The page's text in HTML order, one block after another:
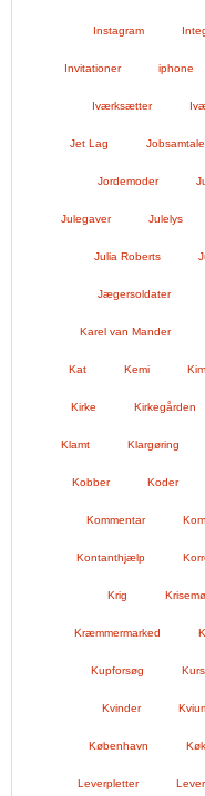
Instagram
Invitationer iphone
Iværksætter
Jet Lag Jobsamtale
Jordemoder
Julegaver Julelys
Julia Roberts
Jægersoldater
Karel van Mander
Kat Kemi
Kirke Kirkegården
Klamt Klargøring
Kobber Koder
Kommentar
Kontanthjælp
Krig
Kræmmermarked
Kupforsøg
Kvinder
København
Leverpletter